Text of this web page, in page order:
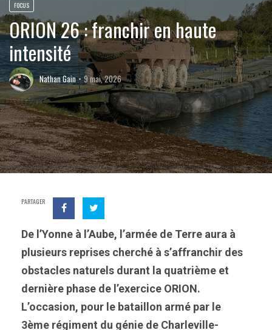
FOCUS
ORION 26 : franchir en haute
intensité
Nathan Gain 9 mai, 2026
PARTAGER
De l’Yonne à l’Aube, l’armée de Terre aura à
plusieurs reprises cherché à s’affranchir des
obstacles naturels durant la quatrième et
dernière phase de l’exercice ORION.
L’occasion, pour le bataillon armé par le
3ème régiment du génie de Charleville-